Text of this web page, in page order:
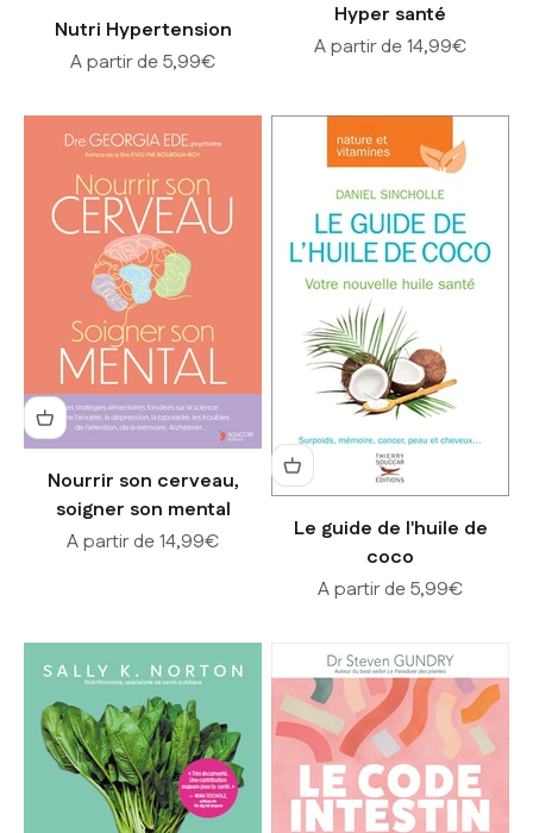
Nutri Hypertension
Prix de vente
A partir de 5,99€
Hyper santé
Prix de vente
A partir de 14,99€
Nourrir son cerveau,
soigner son mental
Prix de vente
A partir de 14,99€
Le guide de l'huile de
coco
Prix de vente
A partir de 5,99€